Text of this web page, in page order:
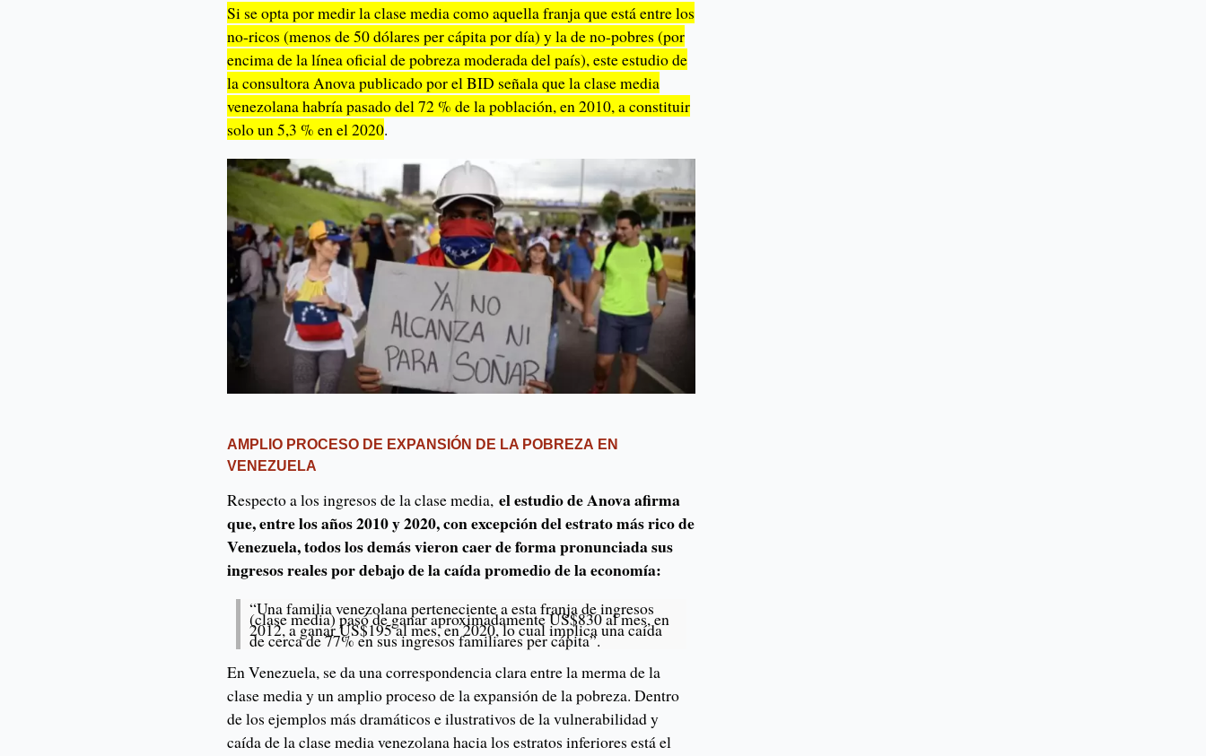
Si se opta por medir la clase media como aquella franja que está entre los
no-ricos (menos de 50 dólares per cápita por día) y la de no-pobres (por
encima de la línea oficial de pobreza moderada del país), este estudio de
la consultora Anova publicado por el BID señala que la clase media
venezolana habría pasado del 72 % de la población, en 2010, a constituir
solo un 5,3 % en el 2020.
AMPLIO PROCESO DE EXPANSIÓN DE LA POBREZA EN
VENEZUELA
Respecto a los ingresos de la clase media,el estudio de Anova afirma
que, entre los años 2010 y 2020, con excepción del estrato más rico de
Venezuela, todos los demás vieron caer de forma pronunciada sus
ingresos reales por debajo de la caída promedio de la economía:
“Una familia venezolana perteneciente a esta franja de ingresos
(clase media) pasó de ganar aproximadamente US$830 al mes, en
2012, a ganar US$195 al mes, en 2020, lo cual implica una caída
de cerca de 77% en sus ingresos familiares per cápita”.
En Venezuela, se da una correspondencia clara entre la merma de la
clase media y un amplio proceso de la expansión de la pobreza. Dentro
de los ejemplos más dramáticos e ilustrativos de la vulnerabilidad y
caída de la clase media venezolana hacia los estratos inferiores está el